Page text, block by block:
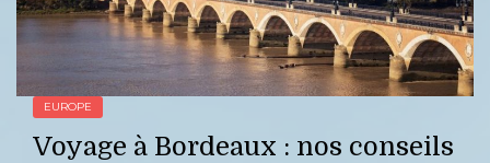
EUROPE
Voyage à Bordeaux : nos conseils